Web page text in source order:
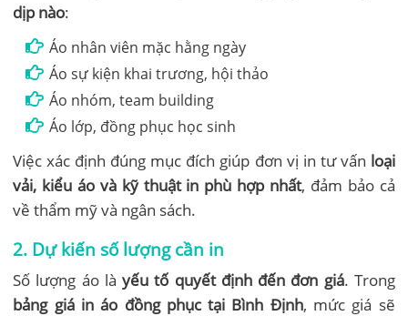
dịp nào:
Áo nhân viên mặc hằng ngày
Áo sự kiện khai trương, hội thảo
Áo nhóm, team building
Áo lớp, đồng phục học sinh
Việc xác định đúng mục đích giúp đơn vị in tư vấn loại
vải, kiểu áo và kỹ thuật in phù hợp nhất, đảm bảo cả
về thẩm mỹ và ngân sách.
2. Dự kiến số lượng cần in
Số lượng áo làyếu tố quyết định đến đơn giá. Trong
bảng giá in áo đồng phục tại Bình Định, mức giá sẽ